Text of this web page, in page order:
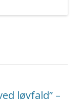
løvfald” –